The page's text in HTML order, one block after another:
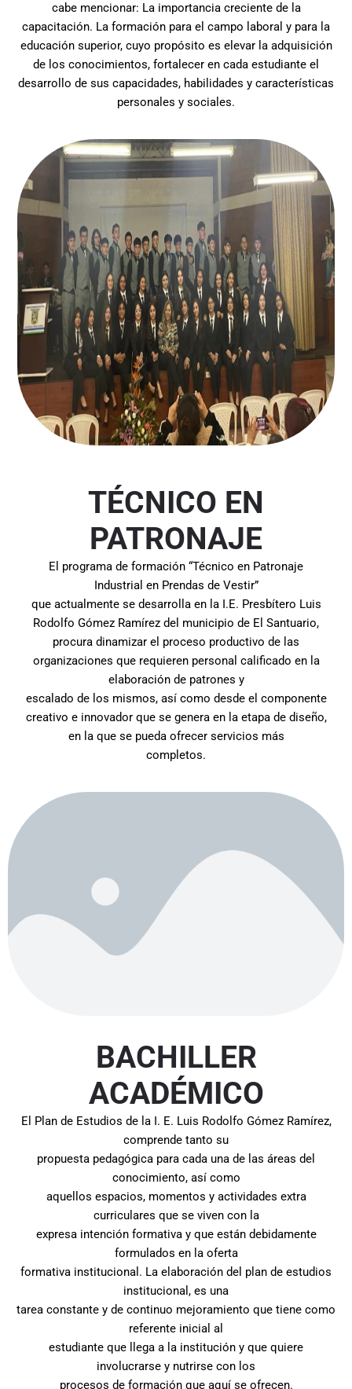
cabe mencionar: La importancia creciente de la
capacitación. La formación para el campo laboral y para la
educación superior, cuyo propósito es elevar la adquisición
de los conocimientos, fortalecer en cada estudiante el
desarrollo de sus capacidades, habilidades y características
personales y sociales.
TÉCNICO EN
PATRONAJE
El programa de formación “Técnico en Patronaje
Industrial en Prendas de Vestir”
que actualmente se desarrolla en la I.E. Presbítero Luis
Rodolfo Gómez Ramírez del municipio de El Santuario,
procura dinamizar el proceso productivo de las
organizaciones que requieren personal calificado en la
elaboración de patrones y
escalado de los mismos, así como desde el componente
creativo e innovador que se genera en la etapa de diseño,
en la que se pueda ofrecer servicios más
completos.
BACHILLER
ACADÉMICO
El Plan de Estudios de la I. E. Luis Rodolfo Gómez Ramírez,
comprende tanto su
propuesta pedagógica para cada una de las áreas del
conocimiento, así como
aquellos espacios, momentos y actividades extra
curriculares que se viven con la
expresa intención formativa y que están debidamente
formulados en la oferta
formativa institucional. La elaboración del plan de estudios
institucional, es una
tarea constante y de continuo mejoramiento que tiene como
referente inicial al
estudiante que llega a la institución y que quiere
involucrarse y nutrirse con los
procesos de formación que aquí se ofrecen.